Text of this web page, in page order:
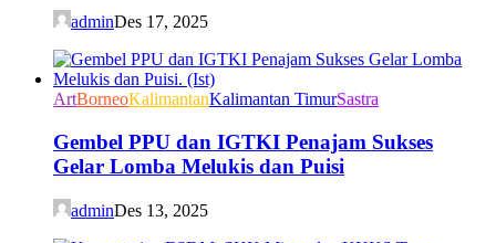
adminDes 17, 2025
ArtBorneoKalimantanKalimantan TimurSastra
Gembel PPU dan IGTKI Penajam Sukses
Gelar Lomba Melukis dan Puisi
adminDes 13, 2025